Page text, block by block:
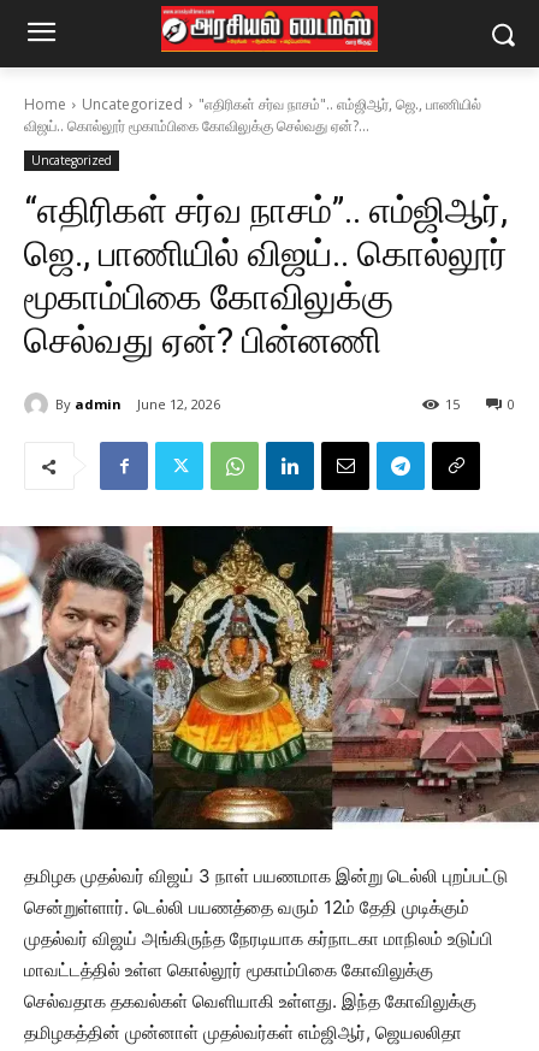
Home Uncategorized
"எதிரிகள் சர்வ நாசம்".. எம்ஜிஆர், ஜெ., பாணியில்
விஜய்.. கொல்லூர் மூகாம்பிகை கோவிலுக்கு செல்வது ஏன்?...
Uncategorized
“எதிரிகள் சர்வ நாசம்”.. எம்ஜிஆர்,
ஜெ., பாணியில் விஜய்.. கொல்லூர்
மூகாம்பிகை கோவிலுக்கு
செல்வது ஏன்? பின்னணி
By admin June 12, 2026 0
15
தமிழக முதல்வர் விஜய் 3 நாள் பயணமாக இன்று டெல்லி புறப்பட்டு
சென்றுள்ளார். டெல்லி பயணத்தை வரும் 12ம் தேதி முடிக்கும்
முதல்வர் விஜய் அங்கிருந்த நேரடியாக கர்நாடகா மாநிலம் உடுப்பி
மாவட்டத்தில் உள்ள கொல்லூர் மூகாம்பிகை கோவிலுக்கு
செல்வதாக தகவல்கள் வெளியாகி உள்ளது. இந்த கோவிலுக்கு
தமிழகத்தின் முன்னாள் முதல்வர்கள் எம்ஜிஆர், ஜெயலலிதா